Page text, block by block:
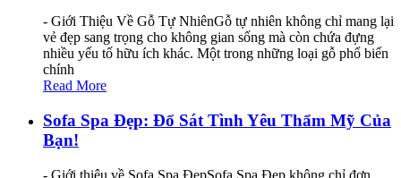
- Giới Thiệu Về Gỗ Tự NhiênGỗ tự nhiên không chỉ mang lại
vẻ đẹp sang trọng cho không gian sống mà còn chứa đựng
nhiều yếu tố hữu ích khác. Một trong những loại gỗ phổ biến
chính
Read More
Sofa Spa Đẹp: Đổ Sát Tình Yêu Thẩm Mỹ Của
Bạn!
- Giới thiệu về Sofa Spa ĐẹpSofa Spa Đẹp không chỉ đơn